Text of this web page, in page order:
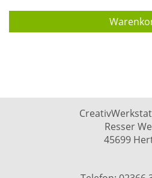
Resser
45699